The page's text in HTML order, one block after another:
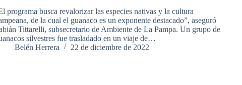
programa busca revalorizar las especies nativas y la cultura
de la cual el guanaco es un exponente destacado”, aseguró
Tittarelli, subsecretario de Ambiente de La Pampa. Un grupo de
silvestres fue trasladado en un viaje de…
Belén Herrera
22 de diciembre de 2022